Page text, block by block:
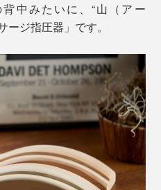
中みたいに、“山（アー
ージ指圧器」です。